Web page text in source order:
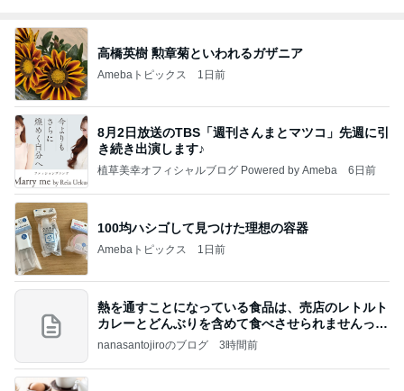
高橋英樹 勲章菊といわれるガザニア
Amebaトピックス 1日前
8月2日放送のTBS「週刊さんまとマツコ」先週に引
き続き出演します♪
植草美幸オフィシャルブログ Powered by Ameba 6日前
100均ハシゴして見つけた理想の容器
Amebaトピックス 1日前
熱を通すことになっている食品は、売店のレトルト
カレーとどんぶりを含めて食べさせられませんっ
て、男
nanasantojiroのブログ 3時間前